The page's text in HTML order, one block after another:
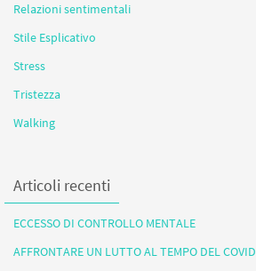
Relazioni sentimentali
Stile Esplicativo
Stress
Tristezza
Walking
Articoli recenti
ECCESSO DI CONTROLLO MENTALE
AFFRONTARE UN LUTTO AL TEMPO DEL COVID